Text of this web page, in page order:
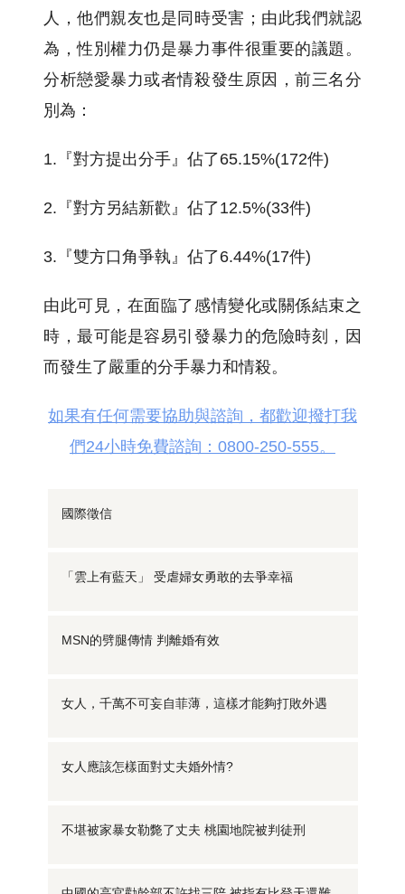
人，他們親友也是同時受害；由此我們就認
為，性別權力仍是暴力事件很重要的議題。
分析戀愛暴力或者情殺發生原因，前三名分
別為：
1.『對方提出分手』佔了65.15%(172件)
2.『對方另結新歡』佔了12.5%(33件)
3.『雙方口角爭執』佔了6.44%(17件)
由此可見，在面臨了感情變化或關係結束之
時，最可能是容易引發暴力的危險時刻，因
而發生了嚴重的分手暴力和情殺。
如果有任何需要協助與諮詢，都歡迎撥打我
們24小時免費諮詢：0800-250-555。
國際徵信
「雲上有藍天」 受虐婦女勇敢的去爭幸福
MSN的劈腿傳情 判離婚有效
女人，千萬不可妄自菲薄，這樣才能夠打敗外遇
女人應該怎樣面對丈夫婚外情?
不堪被家暴女勒斃了丈夫 桃園地院被判徒刑